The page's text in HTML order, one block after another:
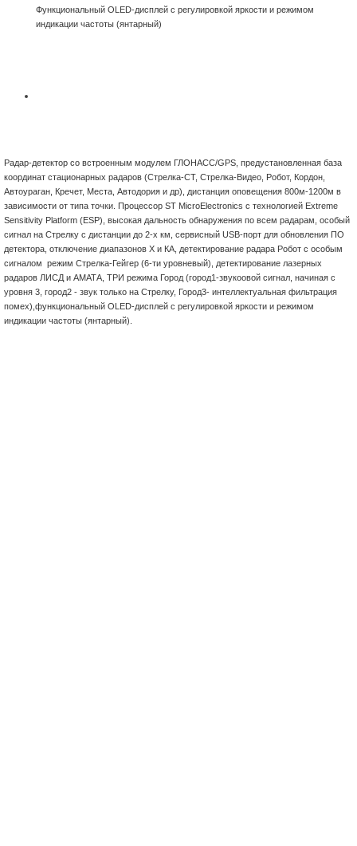
Функциональный OLED-дисплей с регулировкой яркости и режимом
индикации частоты (янтарный)
Радар-детектор со встроенным модулем ГЛОНАСС/GPS, предустановленная база
координат стационарных радаров (Стрелка-СТ, Стрелка-Видео, Робот, Кордон,
Автоураган, Кречет, Места, Автодория и др), дистанция оповещения 800м-1200м в
зависимости от типа точки. Процессор ST MicroElectronics с технологией Extreme
Sensitivity Platform (ESP), высокая дальность обнаружения по всем радарам, особый
сигнал на Стрелку с дистанции до 2-х км, сервисный USB-порт для обновления ПО
детектора, отключение диапазонов Х и КА, детектирование радара Робот с особым
сигналом режим Стрелка-Гейгер (6-ти уровневый), детектирование лазерных
радаров ЛИСД и АМАТА, ТРИ режима Город (город1-звукоовой сигнал, начиная с
уровня 3, город2 - звук только на Стрелку, Город3- интеллектуальная фильтрация
помех),функциональный OLED-дисплей с регулировкой яркости и режимом
индикации частоты (янтарный).